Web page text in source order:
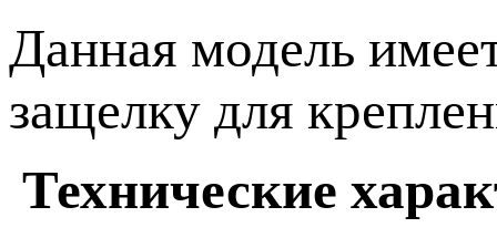
Данная модель
защелку для
Технические